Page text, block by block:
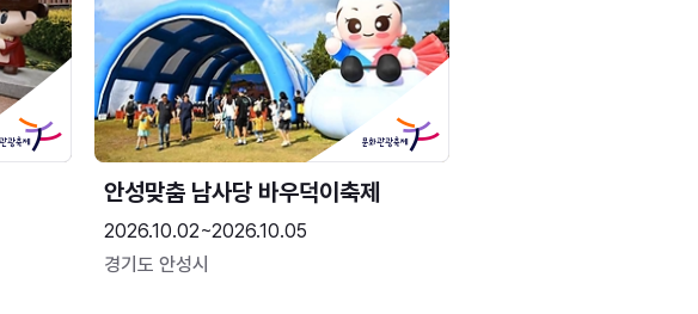
안성맞춤 남사당 바우덕이축제
2026.10.02~2026.10.05
경기도 안성시